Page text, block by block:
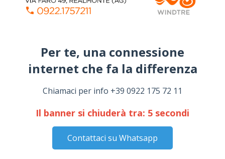
Per te, una connessione
internet che fa la differenza​
Chiamaci per info +39 0922 175 72 11
Il banner si chiuderà tra: 4 secondi
Contattaci su Whatsapp
April 14, 2026
March 16, 2026